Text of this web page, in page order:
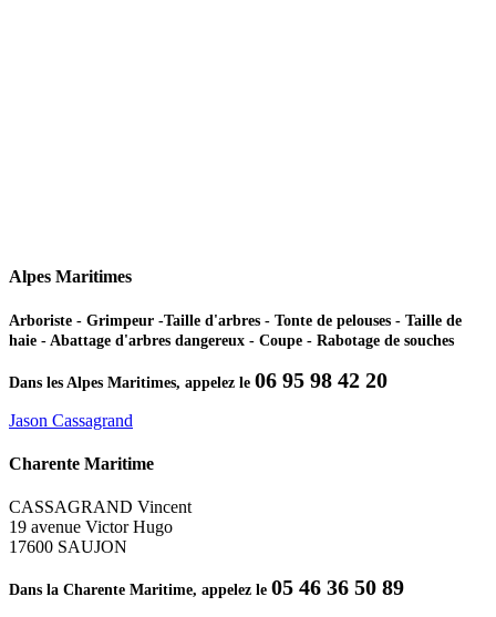
Alpes Maritimes
Arboriste - Grimpeur -Taille d'arbres - Tonte de pelouses - Taille de
haie - Abattage d'arbres dangereux - Coupe - Rabotage de souches
Dans les Alpes Maritimes, appelez le 06 95 98 42 20
Jason Cassagrand
Charente Maritime
CASSAGRAND Vincent
19 avenue Victor Hugo
17600 SAUJON
Dans la Charente Maritime, appelez le 05 46 36 50 89